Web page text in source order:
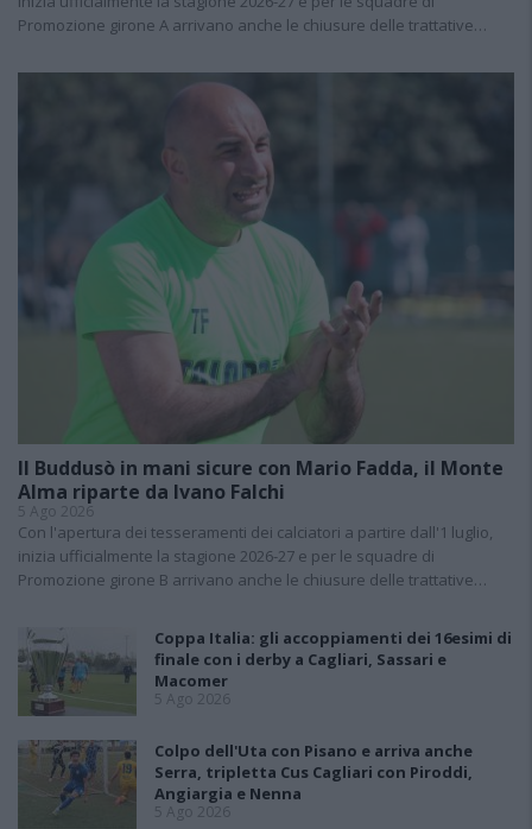
Promozione girone A arrivano anche le chiusure delle trattative…
Il Buddusò in mani sicure con Mario Fadda, il Monte
Alma riparte da Ivano Falchi
5 Ago 2026
Con l'apertura dei tesseramenti dei calciatori a partire dall'1 luglio,
inizia ufficialmente la stagione 2026-27 e per le squadre di
Promozione girone B arrivano anche le chiusure delle trattative…
Coppa Italia: gli accoppiamenti dei 16esimi di
finale con i derby a Cagliari, Sassari e
Macomer
5 Ago 2026
Colpo dell'Uta con Pisano e arriva anche
Serra, tripletta Cus Cagliari con Piroddi,
Angiargia e Nenna
5 Ago 2026